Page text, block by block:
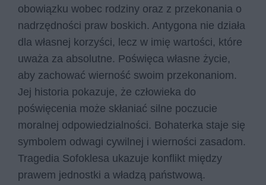
obowiązku wobec rodziny oraz z przekonania o
nadrzędności praw boskich. Antygona nie działa
dla własnej korzyści, lecz w imię wartości, które
uważa za absolutne. Poświęca własne życie,
aby zachować wierność swoim przekonaniom.
Jej historia pokazuje, że człowieka do
poświęcenia może skłaniać silne poczucie
moralnej odpowiedzialności. Bohaterka staje się
symbolem odwagi cywilnej i wierności zasadom.
Tragedia Sofoklesa ukazuje konflikt między
prawem jednostki a władzą państwową.